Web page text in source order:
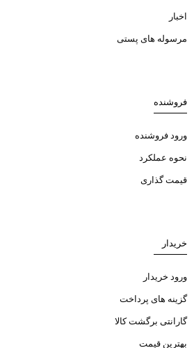
اخبار
مرسوله های پستی
فروشنده
ورود فروشنده
نحوه عملکرد
قیمت گذاری
خریدار
ورود خریدار
گزینه های پرداخت
گارانتی برگشت کالا
بهترین قیمت